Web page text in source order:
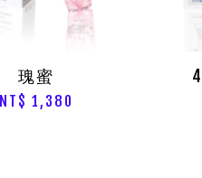
瑰蜜
NT$ 1,380